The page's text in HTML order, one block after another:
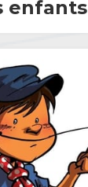
enfants